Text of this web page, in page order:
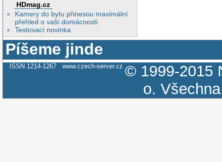
HDmag.cz
Kamery do bytu přinesou maximální
přehled o vaší domácnosti
Testovací novinka
Píšeme jinde
ISSN 1214-1267 www.czech-server.cz © 1999-2015
o.